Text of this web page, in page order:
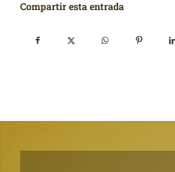
Compartir esta entrada